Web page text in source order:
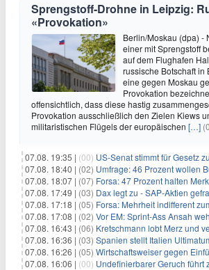
Sprengstoff-Drohne in Leipzig:
«Provokation»
Berlin/Moskau (dpa) -
einer mit Sprengstoff
auf dem Flughafen
russische Botschaft in
eine gegen Moskau
Provokation
offensichtlich, dass diese hastig
Provokation ausschließlich den Zielen Kiews
militaristischen Flügels der europäischen […]
07.08. 19:35 | (00) US-Senat stimmt für Gesetz zu
07.08. 18:40 | (02) Umfrage: 46 Prozent wollen
07.08. 18:07 | (07) Forsa: 47 Prozent halten Merkel für
07.08. 17:49 | (03) Dax legt zu - SAP-Aktien
07.08. 17:18 | (05) Forsa: Mehrheit indifferent zum
07.08. 17:08 | (02) Vor EM: Sprint-Ass Ansah wehrt
07.08. 16:43 | (06) Kretschmann lobt Merz und
07.08. 16:36 | (03) Spanien stellt Italien Ultimatum:
07.08. 16:26 | (05) Wirtschaftsweiser gegen Einführung
07.08. 16:06 | (00) Undefinierbarer Geruch führt zu